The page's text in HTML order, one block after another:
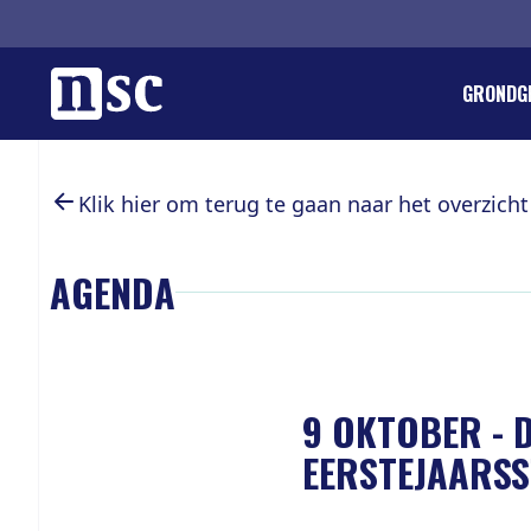
Home
DIRK
LID
Klik hier om terug te gaan naar het overzicht
AGENDA
9 OKTOBER -